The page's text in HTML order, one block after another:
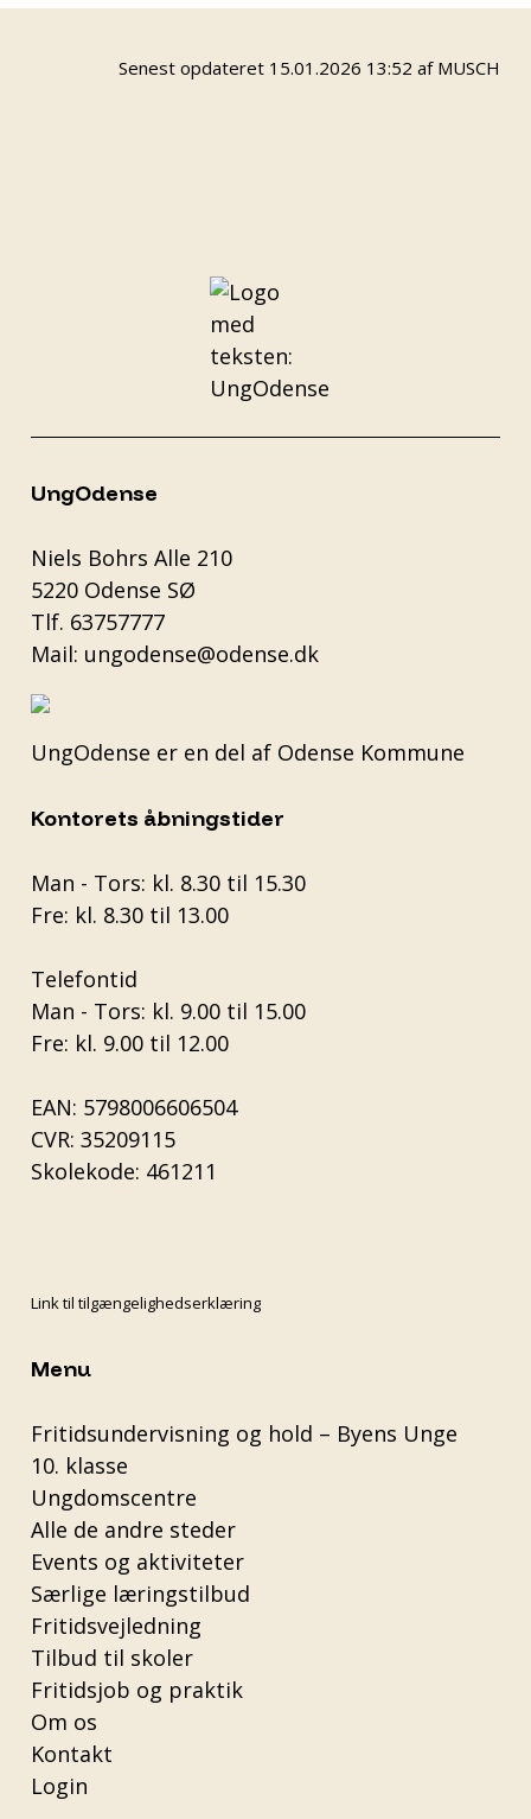
Senest opdateret 15.01.2026 13:52 af MUSCH
UngOdense
Niels Bohrs Alle 210
5220 Odense SØ
Tlf. 63757777
Mail: ungodense@odense.dk
UngOdense er en del af Odense Kommune
Kontorets åbningstider
Man - Tors: kl. 8.30 til 15.30
Fre: kl. 8.30 til 13.00
Telefontid
Man - Tors: kl. 9.00 til 15.00
Fre: kl. 9.00 til 12.00
EAN: 5798006606504
CVR: 35209115
Skolekode: 461211
Link til tilgængelighedserklæring
Menu
Fritidsundervisning og hold – Byens Unge
10. klasse
Ungdomscentre
Alle de andre steder
Events og aktiviteter
Særlige læringstilbud
Fritidsvejledning
Tilbud til skoler
Fritidsjob og praktik
Om os
Kontakt
Login